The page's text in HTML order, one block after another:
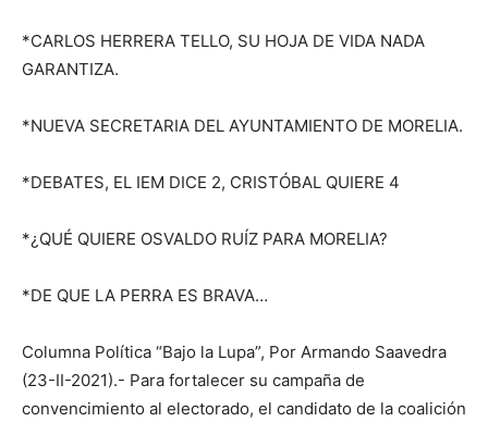
*CARLOS HERRERA TELLO, SU HOJA DE VIDA NADA
GARANTIZA.
*NUEVA SECRETARIA DEL AYUNTAMIENTO DE MORELIA.
*DEBATES, EL IEM DICE 2, CRISTÓBAL QUIERE 4
*¿QUÉ QUIERE OSVALDO RUÍZ PARA MORELIA?
*DE QUE LA PERRA ES BRAVA…
Columna Política “Bajo la Lupa”, Por Armando Saavedra
(23-II-2021).- Para fortalecer su campaña de
convencimiento al electorado, el candidato de la coalición